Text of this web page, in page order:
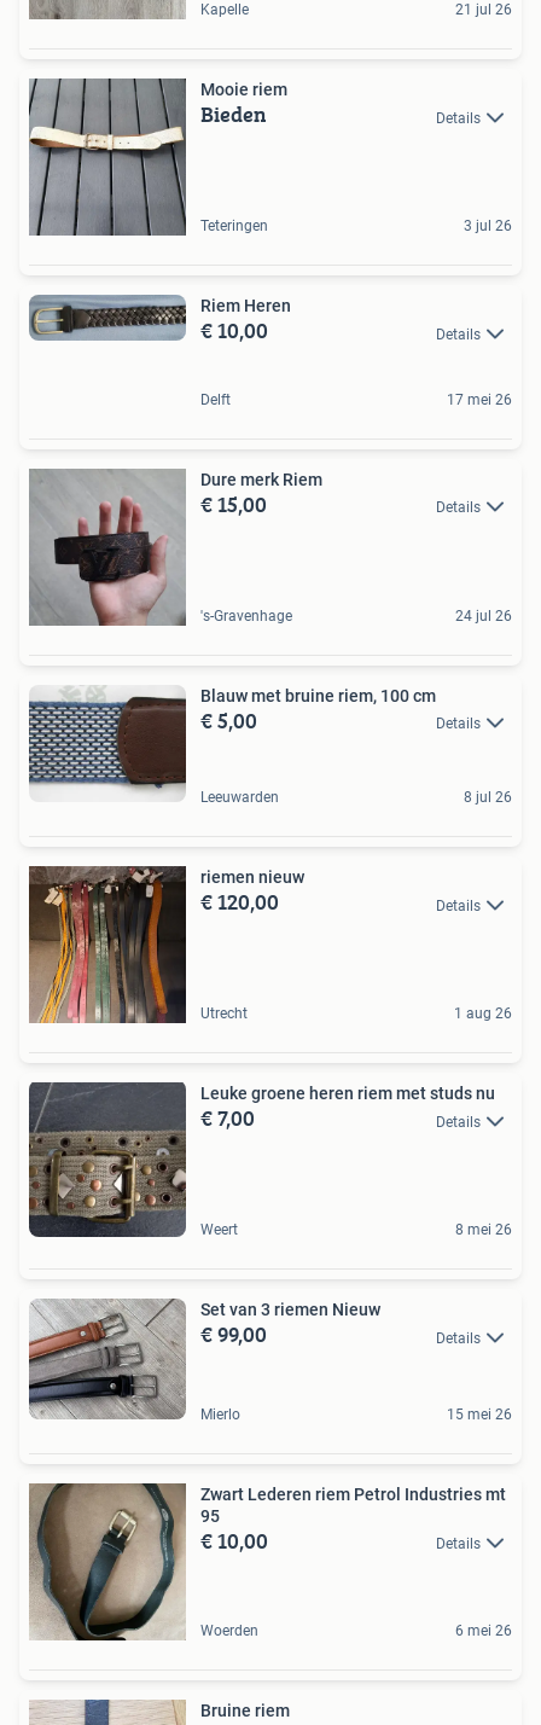
Kapelle 21 jul 26
Mooie riem
Bieden Details
Teteringen 3 jul 26
Riem Heren
€ 10,00 Details
Delft 17 mei 26
Dure merk Riem
€ 15,00 Details
's-Gravenhage 24 jul 26
Blauw met bruine riem, 100 cm
€ 5,00 Details
Leeuwarden 8 jul 26
riemen nieuw
€ 120,00 Details
Utrecht 1 aug 26
Leuke groene heren riem met studs nu
€ 7,00 Details
Weert 8 mei 26
Set van 3 riemen Nieuw
€ 99,00 Details
Mierlo 15 mei 26
Zwart Lederen riem Petrol Industries mt
95
€ 10,00 Details
Woerden 6 mei 26
Bruine riem